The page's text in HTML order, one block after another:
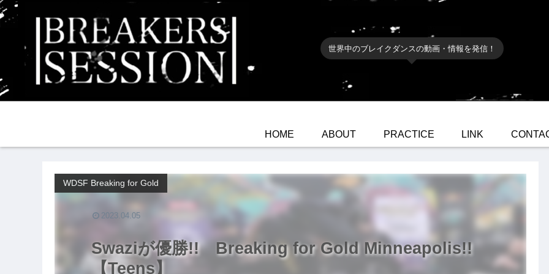
世界中のブレイクダンスの動画・情報を発信！
HOME ABOUT PRACTICE LINK
Swaziが優勝!! Breaking for Gold Minneapolis!!
【Teens】
WDSF Breaking for Gold
2023.04.05